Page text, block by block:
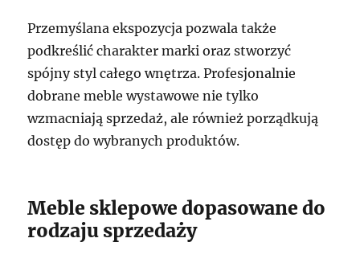
Przemyślana ekspozycja pozwala także
podkreślić charakter marki oraz stworzyć
spójny styl całego wnętrza. Profesjonalnie
dobrane meble wystawowe nie tylko
wzmacniają sprzedaż, ale również porządkują
dostęp do wybranych produktów.
Meble sklepowe dopasowane do
rodzaju sprzedaży